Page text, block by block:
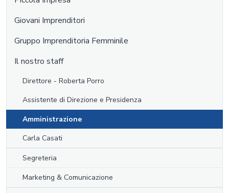
Giovani Imprenditori
Gruppo Imprenditoria Femminile
Il nostro staff
Direttore - Roberta Porro
Assistente di Direzione e Presidenza
Amministrazione
Carla Casati
Segreteria
Marketing & Comunicazione